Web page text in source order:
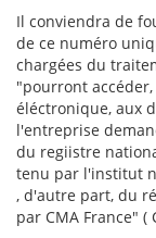
Il conviendra de
de ce numéro
chargées du
"pourront
éléctronique, aux
l'entreprise
du regiistre
tenu par l'institut
, d'autre part, du
par CMA France"